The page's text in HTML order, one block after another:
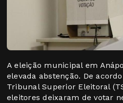
A eleição municipal em
elevada abstenção. De
Tribunal Superior Eleitoral
eleitores deixaram de votar